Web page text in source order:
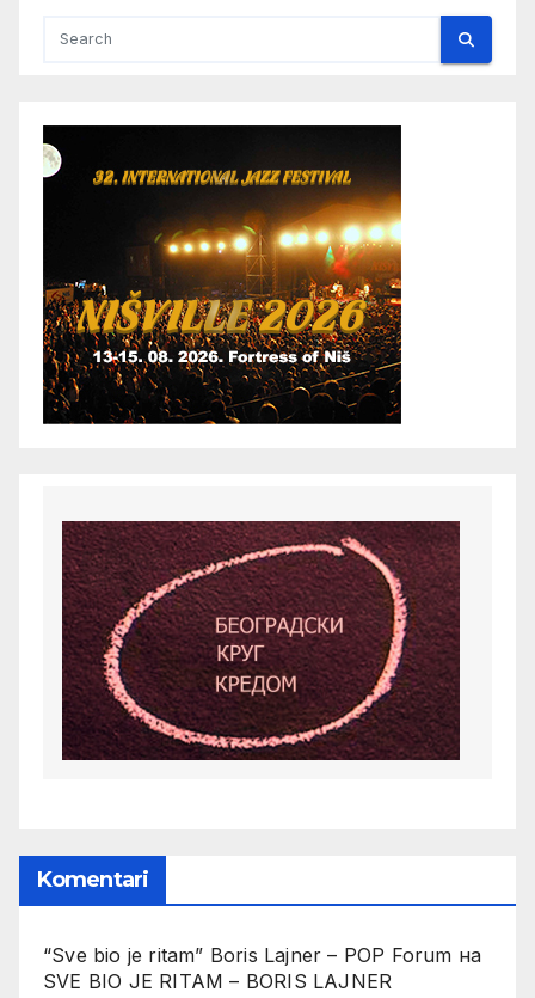
Komentari
“Sve bio je ritam” Boris Lajner – POP Forum на
SVE BIO JE RITAM – BORIS LAJNER